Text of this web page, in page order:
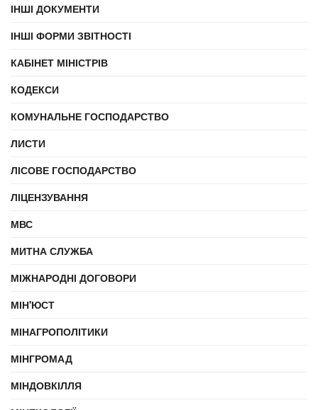
ІНШІ ДОКУМЕНТИ
ІНШІ ФОРМИ ЗВІТНОСТІ
КАБІНЕТ МІНІСТРІВ
КОДЕКСИ
КОМУНАЛЬНЕ ГОСПОДАРСТВО
ЛИСТИ
ЛІСОВЕ ГОСПОДАРСТВО
ЛІЦЕНЗУВАННЯ
МВС
МИТНА СЛУЖБА
МІЖНАРОДНІ ДОГОВОРИ
МІН'ЮСТ
МІНАГРОПОЛІТИКИ
МІНГРОМАД
МІНДОВКІЛЛЯ